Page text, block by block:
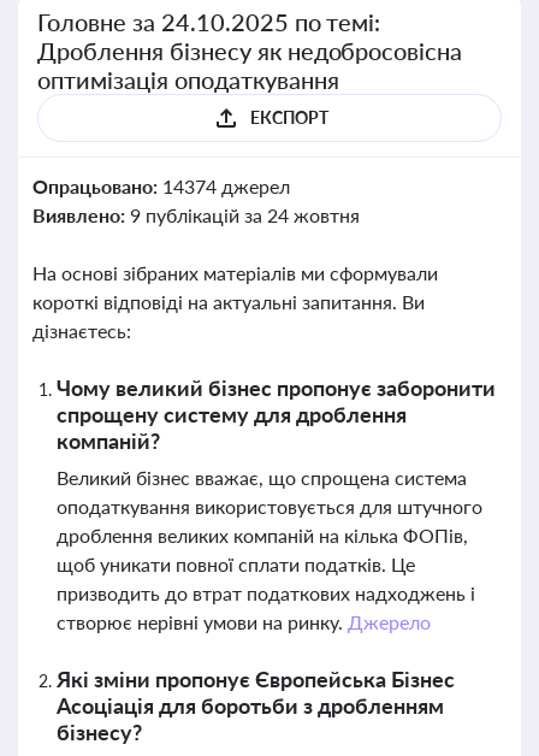
Головне за 24.10.2025 по темі:
Дроблення бізнесу як недобросовісна
оптимізація оподаткування
ЕКСПОРТ
Опрацьовано: 14374 джерел
Виявлено: 9 публікацій за 24 жовтня
На основі зібраних матеріалів ми сформували
короткі відповіді на актуальні запитання. Ви
дізнаєтесь:
Чому великий бізнес пропонує заборонити
спрощену систему для дроблення
компаній?
Великий бізнес вважає, що спрощена система
оподаткування використовується для штучного
дроблення великих компаній на кілька ФОПів,
щоб уникати повної сплати податків. Це
призводить до втрат податкових надходжень і
створює нерівні умови на ринку. Джерело
Які зміни пропонує Європейська Бізнес
Асоціація для боротьби з дробленням
бізнесу?